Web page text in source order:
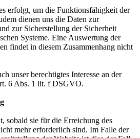
erfolgt, um die Funktionsfähigkeit der
dienen uns die Daten zur
zur Sicherstellung der Sicherheit
Systeme. Eine Auswertung der
findet in diesem Zusammenhang nicht
unser berechtigtes Interesse an der
6 Abs. 1 lit. f DSGVO.
sobald sie für die Erreichung des
mehr erforderlich sind. Im Falle der